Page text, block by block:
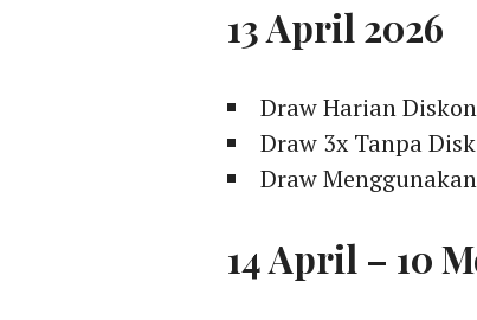
13 April 2026
Draw Harian
Draw 3x Tanpa
Draw
14 April – 10